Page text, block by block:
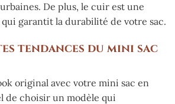
De plus, le cuir est une
garantit la durabilité de votre sac.
tendances du mini sac
original avec votre mini sac en
de choisir un modèle qui